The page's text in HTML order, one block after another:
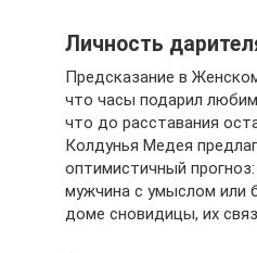
Личность
Предсказание в
что часы подарил
что до расставания
Колдунья Медея
оптимистичный
мужчина с умыслом или
доме сновидицы, их